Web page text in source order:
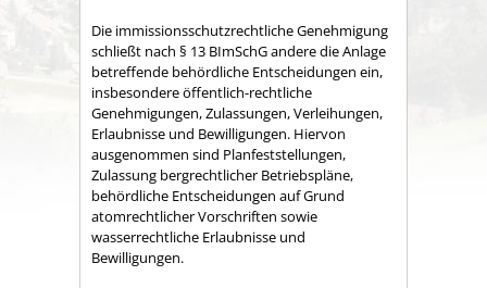
Die immissionsschutzrechtliche Genehmigung
schließt nach § 13 BImSchG andere die Anlage
betreffende behördliche Entscheidungen ein,
insbesondere öffentlich-rechtliche
Genehmigungen, Zulassungen, Verleihungen,
Erlaubnisse und Bewilligungen. Hiervon
ausgenommen sind Planfeststellungen,
Zulassung bergrechtlicher Betriebspläne,
behördliche Entscheidungen auf Grund
atomrechtlicher Vorschriften sowie
wasserrechtliche Erlaubnisse und
Bewilligungen.